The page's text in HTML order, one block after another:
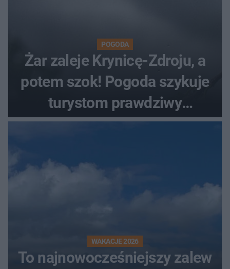
POGODA
Żar zaleje Krynicę-Zdroju, a
potem szok! Pogoda szykuje
turystom prawdziwy
rollercoaster
WAKACJE 2026
To najnowocześniejszy zalew